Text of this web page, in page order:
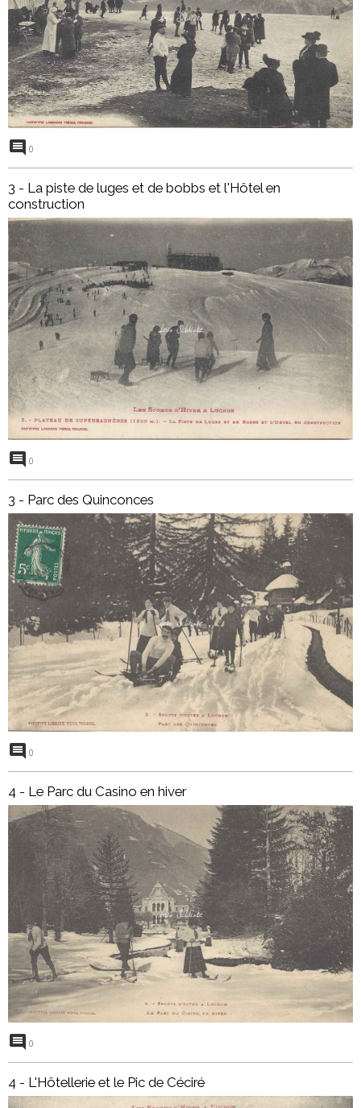
0
3 - La piste de luges et de bobbs et l'Hôtel en
construction
0
3 - Parc des Quinconces
0
4 - Le Parc du Casino en hiver
0
4 - L'Hôtellerie et le Pic de Céciré